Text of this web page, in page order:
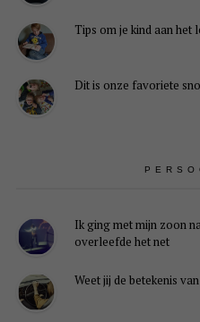
Tips om je kind aan het
Dit is onze favoriete
Ik ging met mijn zoon
overleefde het net
Weet jij de betekenis
Je